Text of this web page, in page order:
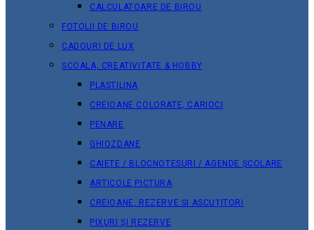
CALCULATOARE DE BIROU
FOTOLII DE BIROU
CADOURI DE LUX
ȘCOALA, CREATIVITATE & HOBBY
PLASTILINA
CREIOANE COLORATE, CARIOCI
PENARE
GHIOZDANE
CAIETE / BLOCNOTESURI / AGENDE ȘCOLARE
ARTICOLE PICTURA
CREIOANE, REZERVE ȘI ASCUȚITORI
PIXURI ȘI REZERVE